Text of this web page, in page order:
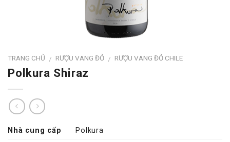
TRANG CHỦ / RƯỢU VANG ĐỎ / RƯỢU VANG ĐỎ CHILE
Polkura Shiraz
Nhà cung cấp
Polkura